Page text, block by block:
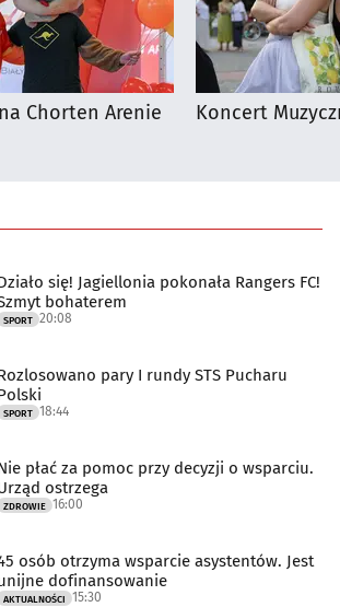
Chorten Arenie Koncert
się! Jagiellonia pokonała Rangers FC!
bohaterem
SPORT 20:08
pary I rundy STS Pucharu
SPORT 18:44
płać za pomoc przy decyzji o wsparciu.
ostrzega
ZDROWIE 16:00
osób otrzyma wsparcie asystentów. Jest
dofinansowanie
AKTUALNOŚCI 15:30